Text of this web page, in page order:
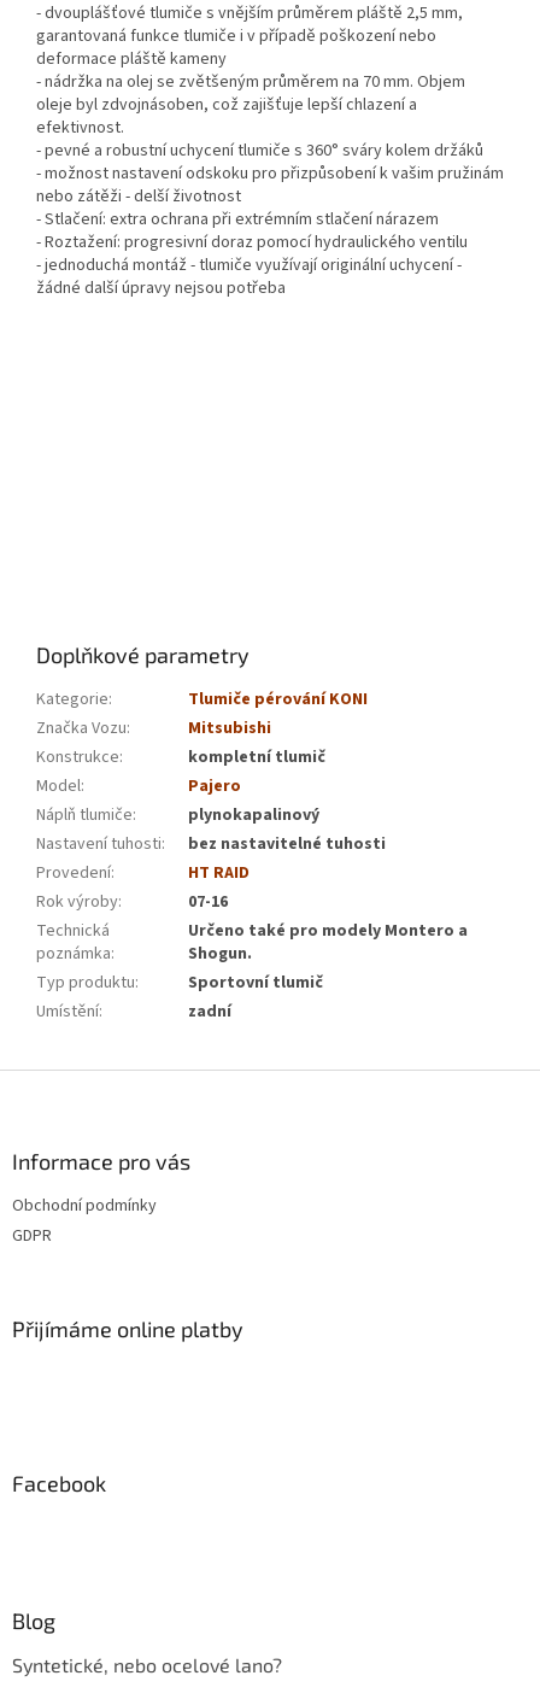
- dvouplášťové tlumiče s vnějším průměrem pláště 2,5 mm,
garantovaná funkce tlumiče i v případě poškození nebo
deformace pláště kameny
- nádržka na olej se zvětšeným průměrem na 70 mm. Objem
oleje byl zdvojnásoben, což zajišťuje lepší chlazení a
efektivnost.
- pevné a robustní uchycení tlumiče s 360° sváry kolem držáků
- možnost nastavení odskoku pro přizpůsobení k vašim pružinám
nebo zátěži - delší životnost
- Stlačení: extra ochrana při extrémním stlačení nárazem
- Roztažení: progresivní doraz pomocí hydraulického ventilu
- jednoduchá montáž - tlumiče využívají originální uchycení -
žádné další úpravy nejsou potřeba
Doplňkové parametry
Kategorie:
Tlumiče pérování KONI
Značka Vozu:
Mitsubishi
Konstrukce:
kompletní tlumič
Model:
Pajero
Náplň tlumiče:
plynokapalinový
Nastavení tuhosti:
bez nastavitelné tuhosti
Provedení:
HT RAID
Rok výroby:
07-16
Technická
poznámka:
Určeno také pro modely Montero a
Shogun.
Typ produktu:
Sportovní tlumič
Umístění: zadní
Informace pro vás
Obchodní podmínky
GDPR
Přijímáme online platby
Facebook
Blog
Syntetické, nebo ocelové lano?